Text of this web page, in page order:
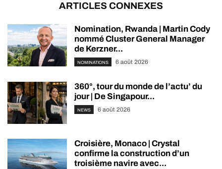
ARTICLES CONNEXES
Nomination, Rwanda | Martin Cody
nommé Cluster General Manager
de Kerzner...
NOMINATIONS 6 août 2026
360°, tour du monde de l’actu’ du
jour | De Singapour...
NEWS 6 août 2026
Croisière, Monaco | Crystal
confirme la construction d’un
troisième navire avec...